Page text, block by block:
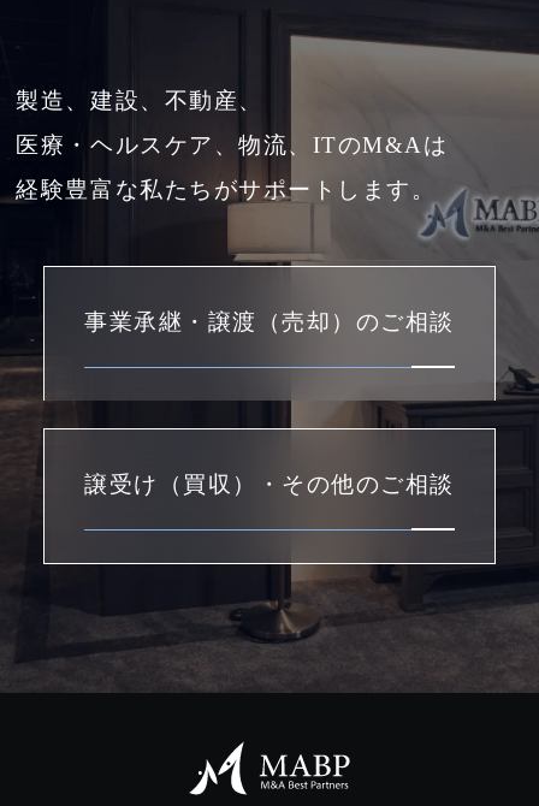
製造、建設、不動産、
医療・ヘルスケア、物流、ITのM&Aは
経験豊富な私たちがサポートします。
事業承継・譲渡（売却）のご相談
譲受け（買収）・その他のご相談